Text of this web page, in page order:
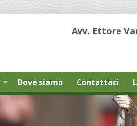
Avv. Ettore
Dove siamo Contattaci